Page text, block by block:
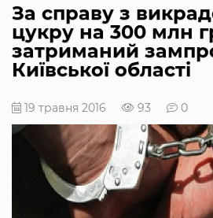
За справу з
цукру на 300 млн
затриманий
Київської області
19 травня 2016 93 0